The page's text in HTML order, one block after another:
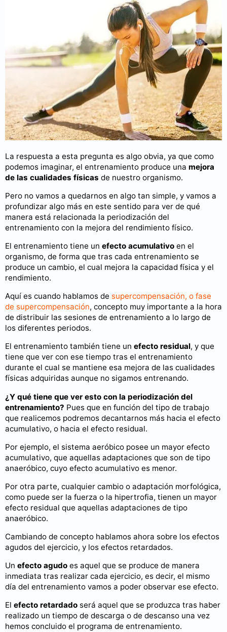
La respuesta a esta pregunta es algo obvia, ya que como
podemos imaginar, el entrenamiento produce una mejora
de las cualidades físicas de nuestro organismo.
Pero no vamos a quedarnos en algo tan simple, y vamos a
profundizar algo más en este sentido para ver de qué
manera está relacionada la periodización del
entrenamiento con la mejora del rendimiento físico.
El entrenamiento tiene un efecto acumulativo en el
organismo, de forma que tras cada entrenamiento se
produce un cambio, el cual mejora la capacidad física y el
rendimiento.
Aquí es cuando hablamos de supercompensación, o fase
de supercompensación, concepto muy importante a la hora
de distribuir las sesiones de entrenamiento a lo largo de
los diferentes periodos.
El entrenamiento también tiene un efecto residual, y que
tiene que ver con ese tiempo tras el entrenamiento
durante el cual se mantiene esa mejora de las cualidades
físicas adquiridas aunque no sigamos entrenando.
¿Y qué tiene que ver esto con la periodización del
entrenamiento? Pues que en función del tipo de trabajo
que realicemos podremos decantarnos más hacia el efecto
acumulativo, o hacia el efecto residual.
Por ejemplo, el sistema aeróbico posee un mayor efecto
acumulativo, que aquellas adaptaciones que son de tipo
anaeróbico, cuyo efecto acumulativo es menor.
Por otra parte, cualquier cambio o adaptación morfológica,
como puede ser la fuerza o la hipertrofia, tienen un mayor
efecto residual que aquellas adaptaciones de tipo
anaeróbico.
Cambiando de concepto hablamos ahora sobre los efectos
agudos del ejercicio, y los efectos retardados.
Un efecto agudo es aquel que se produce de manera
inmediata tras realizar cada ejercicio, es decir, el mismo
día del entrenamiento vamos a poder observar ese efecto.
El efecto retardado será aquel que se produzca tras haber
realizado un tiempo de descarga o de descanso una vez
hemos concluido el programa de entrenamiento.